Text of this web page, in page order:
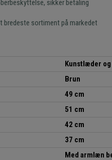
sikker betaling
bredeste sortiment på markedet
Kunstlæder
Brun
49 cm
51 cm
42 cm
37 cm
Med armlæn